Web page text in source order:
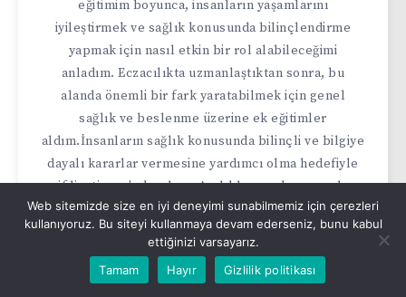
eğitimim boyunca, insanların yaşamlarını
iyileştirmek ve sağlık konusunda bilinçlendirme
yapmak için nasıl etkin bir rol alabileceğimi
anladım. Eczacılıkta uzmanlaştıktan sonra, bu
alanda önemli bir fark yaratabilmek için genel
sağlık ve beslenme üzerine ek eğitimler
aldım.İnsanların sağlık konusunda bilinçli ve bilgiye
dayalı kararlar vermesine yardımcı olma hedefiyle
ifdiyeti.com'u kurdum. Aralıklı oruç konusunda
kendi kişisel deneyimlerim ve araştırmalarım, bu
yöntemin insanların sağlıklı bir yaşam
sürdürmelerine yardımcı olabileceğini gösterdi. Bu
bilgiyi geniş kitlelerle paylaşmak için bu platformu
Web sitemizde size en iyi deneyimi sunabilmemiz için çerezleri
kullanıyoruz. Bu siteyi kullanmaya devam ederseniz, bunu kabul
ettiğinizi varsayarız.
Tamam
Hayır Gizlilik politikası